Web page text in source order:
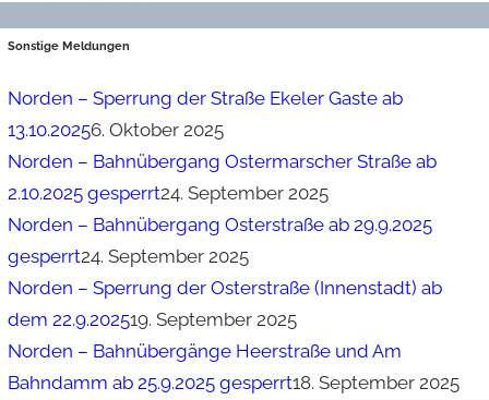
Sonstige Meldungen
Norden – Sperrung der Straße Ekeler Gaste ab
13.10.20256. Oktober 2025
Norden – Bahnübergang Ostermarscher Straße ab
2.10.2025 gesperrt24. September 2025
Norden – Bahnübergang Osterstraße ab 29.9.2025
gesperrt24. September 2025
Norden – Sperrung der Osterstraße (Innenstadt) ab
dem 22.9.202519. September 2025
Norden – Bahnübergänge Heerstraße und Am
Bahndamm ab 25.9.2025 gesperrt18. September 2025